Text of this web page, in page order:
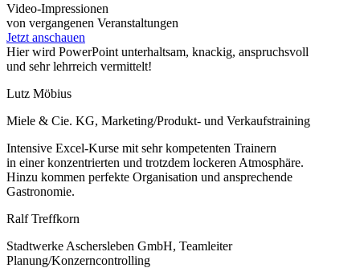
Video-Impressionen
von vergangenen Veranstaltungen
Jetzt anschauen
Hier wird PowerPoint unterhaltsam, knackig, anspruchsvoll
und sehr lehrreich vermittelt!
Lutz Möbius
Miele & Cie. KG, Marketing/Produkt- und Verkaufstraining
Intensive Excel-Kurse mit sehr kompetenten Trainern
in einer konzentrierten und trotzdem lockeren Atmosphäre.
Hinzu kommen perfekte Organisation und ansprechende
Gastronomie.
Ralf Treffkorn
Stadtwerke Aschersleben GmbH, Teamleiter
Planung/Konzerncontrolling